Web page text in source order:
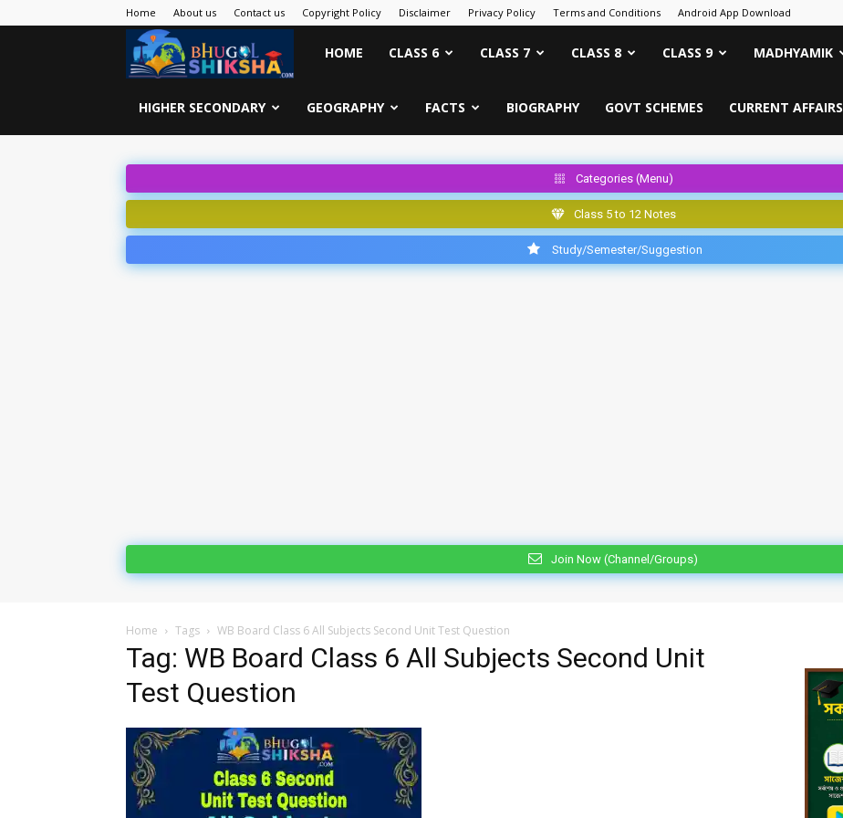
Home About us Contact us Copyright Policy Disclaimer Privacy Policy Terms and Conditions Android App Download
Bhugol
Shiksha
HOME CLASS 6 CLASS 7 CLASS 8 CLASS 9 MADHYAMIK
HIGHER SECONDARY GEOGRAPHY FACTS BIOGRAPHY GOVT SCHEMES CURRENT AFFAIRS
Categories (Menu)
Class 5 to 12 Notes
Study/Semester/Suggestion
Join Now (Channel/Groups)
Home Tags WB Board Class 6 All Subjects Second Unit Test Question
Tag: WB Board Class 6 All Subjects Second Unit
Test Question